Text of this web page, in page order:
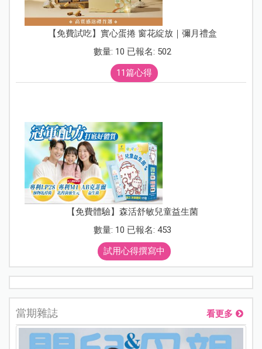
【免費試吃】實心蛋捲 窗花綻放｜彌月禮盒
數量: 10 已報名: 502
11篇心得
【免費體驗】森活舒敏兒童益生菌
數量: 10 已報名: 453
試用心得撰寫中
當期雜誌 看更多